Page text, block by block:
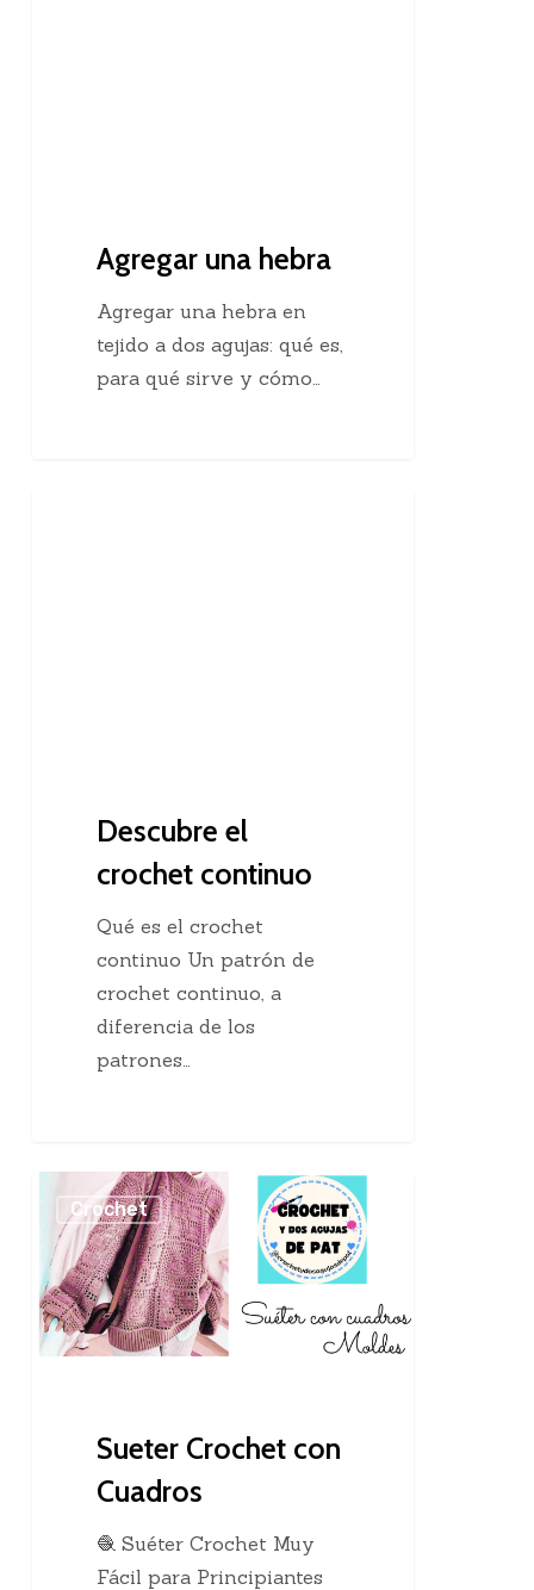
Agregar una hebra
Agregar una hebra en
tejido a dos agujas: qué es,
para qué sirve y cómo…
Descubre el
crochet continuo
Qué es el crochet
continuo Un patrón de
crochet continuo, a
diferencia de los
patrones…
Crochet
con
Cuadros
Crochet
Sueter Crochet con
Cuadros
🧶 Suéter Crochet Muy
Fácil para Principiantes